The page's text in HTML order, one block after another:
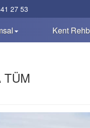
27 53
Kent
TÜM